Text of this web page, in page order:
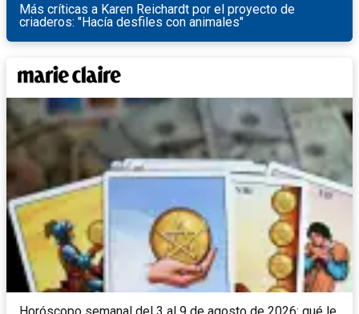
Más críticas a Karen Reichardt por el proyecto de
criaderos: "Hacía desfiles con animales"
Horóscopo semanal del 3 al 9 de agosto de 2026: qué le